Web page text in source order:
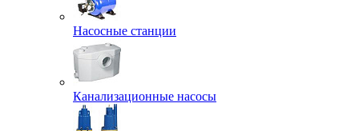
Насосные станции
Канализационные насосы